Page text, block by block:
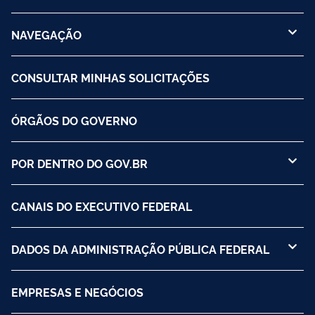
NAVEGAÇÃO
CONSULTAR MINHAS SOLICITAÇÕES
ÓRGÃOS DO GOVERNO
POR DENTRO DO GOV.BR
CANAIS DO EXECUTIVO FEDERAL
DADOS DA ADMINISTRAÇÃO PÚBLICA FEDERAL
EMPRESAS E NEGÓCIOS